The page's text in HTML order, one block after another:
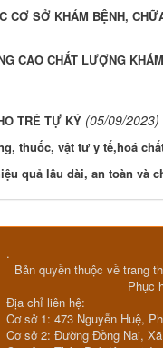
CƠ SỞ KHÁM BỆNH,
CAO CHẤT LƯỢNG
TRẺ TỰ KỶ (05/09/2023)
thuốc, vật tư y tế,hoá
quả lâu dài, an toàn và
.
Bản quyền thuộc về trang
Phục
Địa chỉ liên hệ:
Cơ sở 1: 473 Nguyễn Huệ,
Cơ sở 2: Đường Đồng Nai,